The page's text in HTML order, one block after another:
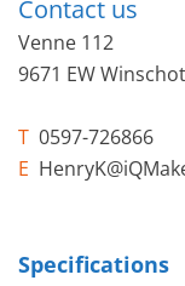
Contact us
Venne 112
9671 EW
T 0597-726866
E
Specifications